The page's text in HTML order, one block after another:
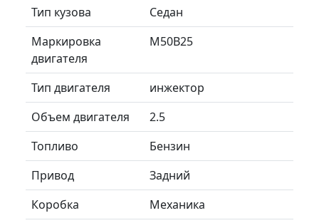
Тип кузова
Седан
Маркировка
двигателя
M50B25
Тип двигателя
инжектор
Объем двигателя
2.5
Топливо
Бензин
Привод
Задний
Коробка
Механика